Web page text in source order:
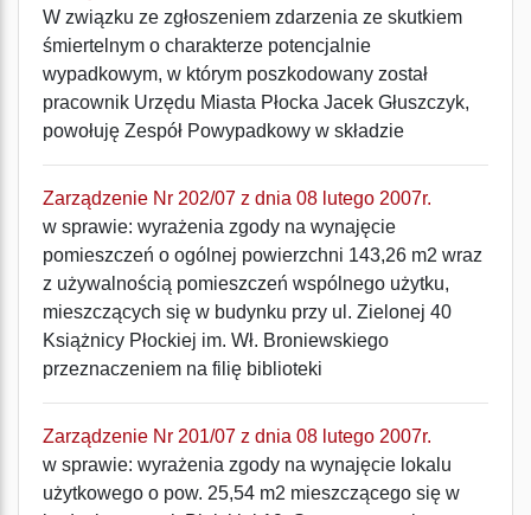
W związku ze zgłoszeniem zdarzenia ze skutkiem
śmiertelnym o charakterze potencjalnie
wypadkowym, w którym poszkodowany został
pracownik Urzędu Miasta Płocka Jacek Głuszczyk,
powołuję Zespół Powypadkowy w składzie
Zarządzenie Nr 202/07 z dnia 08 lutego 2007r.
w sprawie: wyrażenia zgody na wynajęcie
pomieszczeń o ogólnej powierzchni 143,26 m2 wraz
z używalnością pomieszczeń wspólnego użytku,
mieszczących się w budynku przy ul. Zielonej 40
Książnicy Płockiej im. Wł. Broniewskiego
przeznaczeniem na filię biblioteki
Zarządzenie Nr 201/07 z dnia 08 lutego 2007r.
w sprawie: wyrażenia zgody na wynajęcie lokalu
użytkowego o pow. 25,54 m2 mieszczącego się w